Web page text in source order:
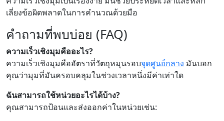
เลี่ยงข้อผิดพลาดในการคำนวณด้วยมือ
คำถามที่พบบ่อย (FAQ)
ความเร็วเชิงมุมคืออะไร?
ความเร็วเชิงมุมคืออัตราที่วัตถุหมุนรอบจุดศูนย์กลาง มันบอก
คุณว่ามุมที่มันครอบคลุมในช่วงเวลาหนึ่งมีค่าเท่าใด
ฉันสามารถใช้หน่วยอะไรได้บ้าง?
คุณสามารถป้อนและส่งออกค่าในหน่วยเช่น: